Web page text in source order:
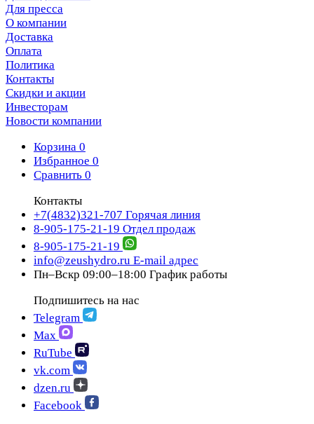
Для пресса
О компании
Доставка
Оплата
Политика
Контакты
Скидки и акции
Инвесторам
Новости компании
Корзина 0
Избранное 0
Сравнить 0
Контакты
+7(4832)321-707 Горячая линия
8-905-175-21-19 Отдел продаж
8-905-175-21-19
info@zeushydro.ru E-mail адрес
Пн–Вскр 09:00–18:00 График работы
Подпишитесь на нас
Telegram
Max
RuTube
vk.com
dzen.ru
Facebook